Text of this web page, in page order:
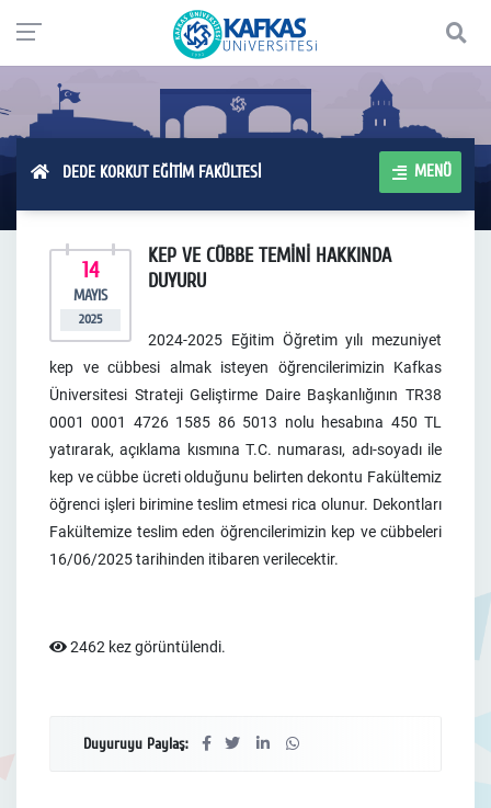
DEDE KORKUT EĞİTİM FAKÜLTESİ MENÜ
14
MAYIS
2025
KEP VE CÜBBE TEMİNİ HAKKINDA
DUYURU
2024-2025 Eğitim Öğretim yılı mezuniyet
kep ve cübbesi almak isteyen öğrencilerimizin Kafkas
Üniversitesi Strateji Geliştirme Daire Başkanlığının TR38
0001 0001 4726 1585 86 5013 nolu hesabına 450 TL
yatırarak, açıklama kısmına T.C. numarası, adı-soyadı ile
kep ve cübbe ücreti olduğunu belirten dekontu Fakültemiz
öğrenci işleri birimine teslim etmesi rica olunur. Dekontları
Fakültemize teslim eden öğrencilerimizin kep ve cübbeleri
16/06/2025 tarihinden itibaren verilecektir.
2462 kez görüntülendi.
Duyuruyu Paylaş: